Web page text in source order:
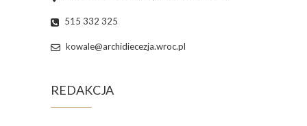
515 332 325
kowale@archidiecezja.wroc.pl
REDAKCJA